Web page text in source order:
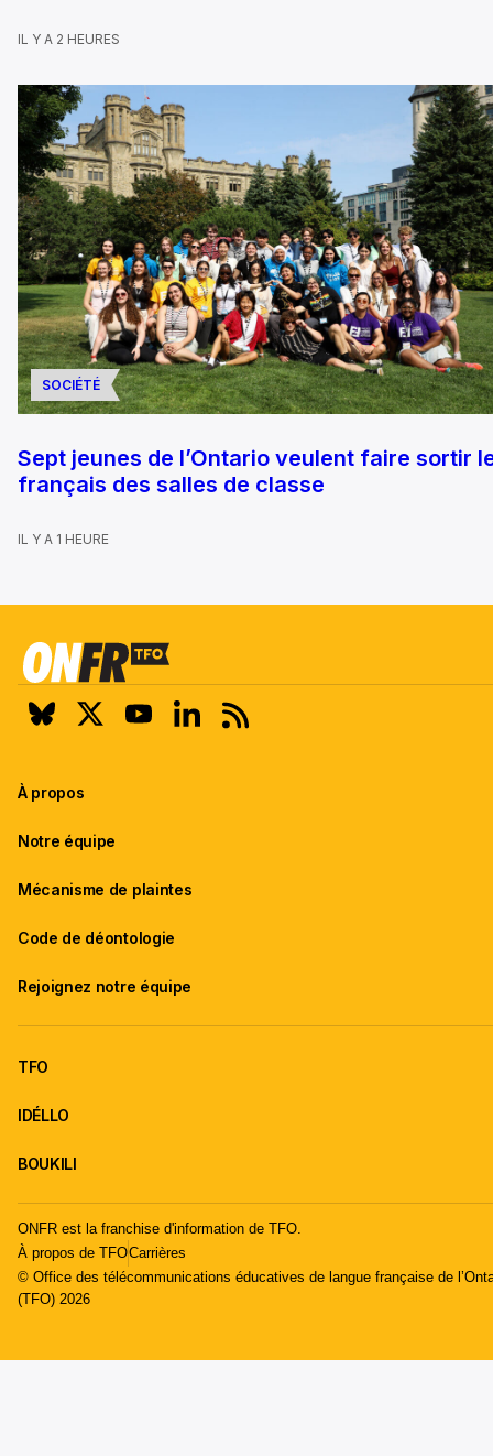
IL Y A 2 HEURES
SOCIÉTÉ
Sept jeunes de l’Ontario veulent faire sortir
français des salles de classe
IL Y A 1 HEURE
À propos
Notre équipe
Mécanisme de plaintes
Code de déontologie
Rejoignez notre équipe
TFO
IDÉLLO
BOUKILI
ONFR est la franchise d'information de TFO.
À propos de TFOCarrières
© Office des télécommunications éducatives de langue française de
(TFO) 2026